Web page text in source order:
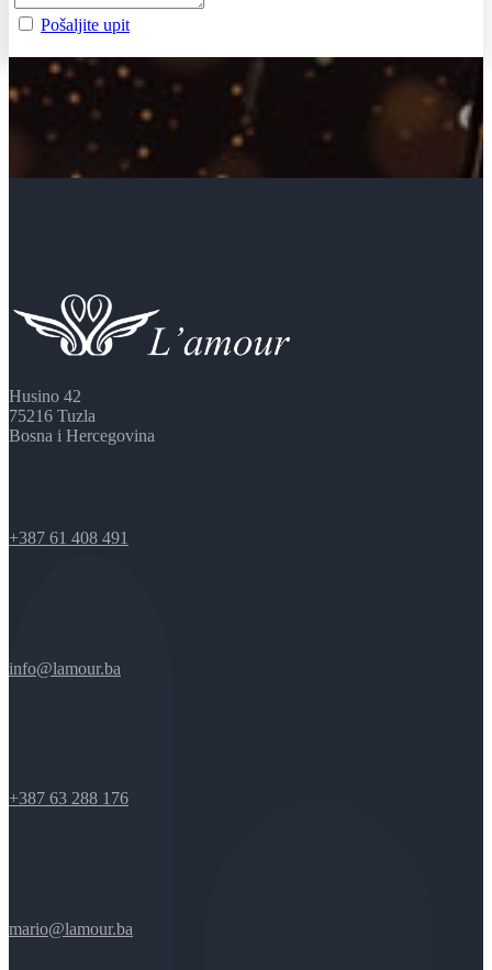
Pošaljite upit
Husino 42
75216 Tuzla
Bosna i Hercegovina
+387 61 408 491
info@lamour.ba
+387 63 288 176
mario@lamour.ba